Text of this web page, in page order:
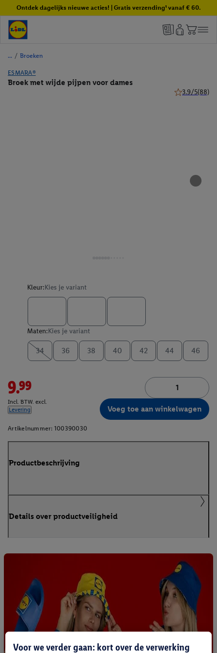
Ontdek dagelijks nieuwe acties! | Gratis verzending¹ vanaf € 60.
/ Broeken
ESMARA®
Broek met wijde pijpen voor dames
3.9/5(88)
Kleur:Kies je variant
Maten:Kies je variant
34 36 38 40 42 44 46
9.99
Incl. BTW. excl.
Levering
Voeg toe aan winkelwagen
Artikelnummer: 100390030
Productbeschrijving
Details over productveiligheid
Voor we verder gaan: kort over de verwerking